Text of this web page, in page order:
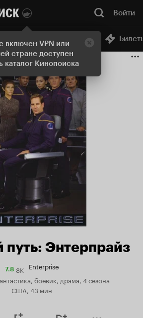
включен VPN или
стране доступен
каталог Кинопоиска
Войти
Онлайн-кинотеатр
путь: Энтерпрайз
7.8Рейтинг
Кинопоиска
8K Enterprise
боевик, драма, 4 сезона
США, 43 мин